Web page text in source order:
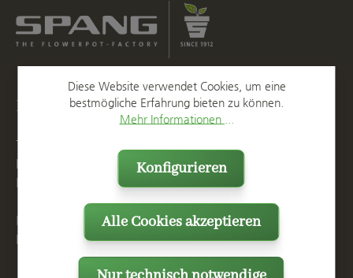
Kontakt
T
F
+49 2623 887 149
E
Mo. - Do. 07:15 - 16:00 Uhr
Fr. bis 14:00 Uhr
Diese Website verwendet Cookies, um eine
bestmögliche Erfahrung bieten zu können.
Mehr Informationen ...
Konfigurieren
Alle Cookies akzeptieren